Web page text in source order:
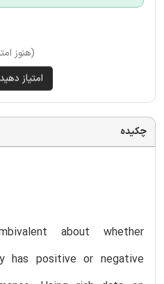
(هنوز
چکیده
about whether
has positive or negative